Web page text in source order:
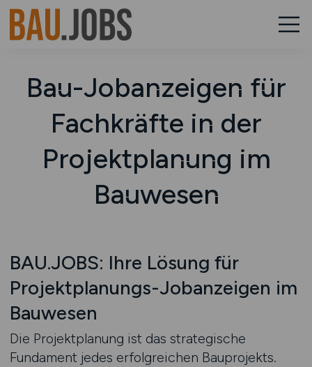
Bau-Jobanzeigen für
Fachkräfte in der
Projektplanung im
Bauwesen
BAU.JOBS: Ihre Lösung für
Projektplanungs-Jobanzeigen im
Bauwesen
Die Projektplanung ist das strategische
Fundament jedes erfolgreichen Bauprojekts.